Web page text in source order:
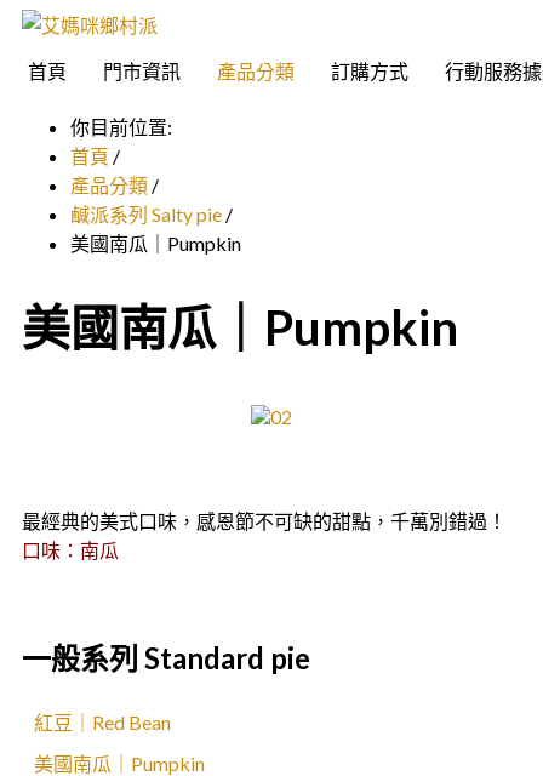
首頁 門市資訊 產品分類 訂購方式 行動服務
你目前位置:
首頁 /
產品分類 /
鹹派系列 Salty pie /
美國南瓜｜Pumpkin
美國南瓜｜Pumpkin
最經典的美式口味，感恩節不可缺的甜點，千萬別錯過！
口味：南瓜
一般系列 Standard pie
紅豆｜Red Bean
美國南瓜｜Pumpkin